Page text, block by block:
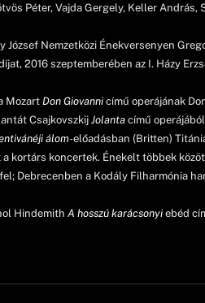
Péter, Vajda Gergely, Keller
Nemzetközi Énekversenyen
2016 szeptemberében az I. Házy
Mozart Don Giovanni című operájának
CsajkovszkijJolanta című
álom-előadásban (Britten)
kortárs koncertek. Énekelt többek
Debrecenben a Kodály Filharmónia
Hindemith A hosszú karácsonyi ebéd